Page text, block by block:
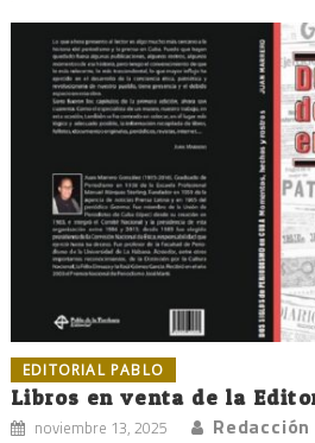
EDITORIAL PABLO
Libros en venta de la
noviembre 13, 2025